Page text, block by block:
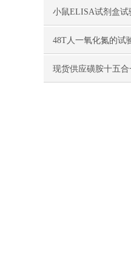
小鼠ELISA试剂盒试
48T人一氧化氮的试
现货供应磺胺十五